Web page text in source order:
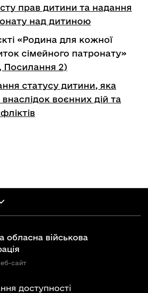
прав дитини та надання
над дитиною
«Родина для кожної
сімейного патронату»
, Посилання 2)
статусу дитини, яка
воєнних дій та
обласна військова
сайт
доступності